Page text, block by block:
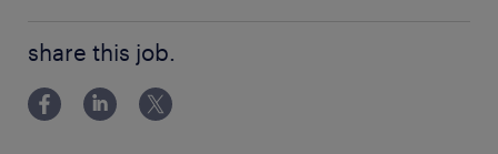
最寄駅
JR／青山駅（徒歩5分）
作（文字入力など）ができる方 ・生徒さんや保護者の
方と、明るく丁寧なコミュニケーションが取れる方
share this job.